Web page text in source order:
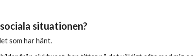
situationen?
som har hänt.